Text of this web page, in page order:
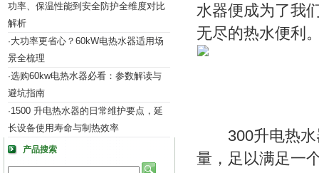
功率、保温性能到安全防护全维度对比
解析
·大功率更省心？60kW电热水器适用场
景全梳理
·选购60kw电热水器必看：参数解读与
避坑指南
·1500 升电热水器的日常维护要点，延
长设备使用寿命与制热效率
产品搜索
水器便成为了我
无尽的热水便利
300升电热水
量，足以满足一